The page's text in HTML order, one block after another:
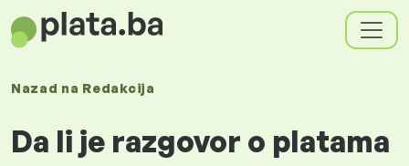
Nazad na Redakcija
Da li je razgovor o platama